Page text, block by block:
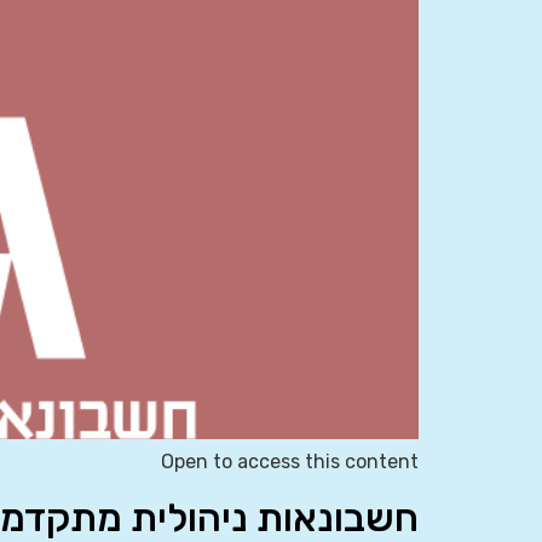
Open to access this content
חשבונאות ניהולית מתקדמת